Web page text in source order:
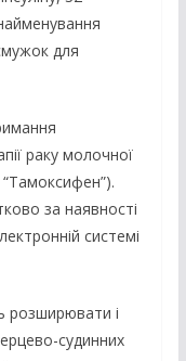
для
раку молочної
за наявності
системі
розширювати і
судинних